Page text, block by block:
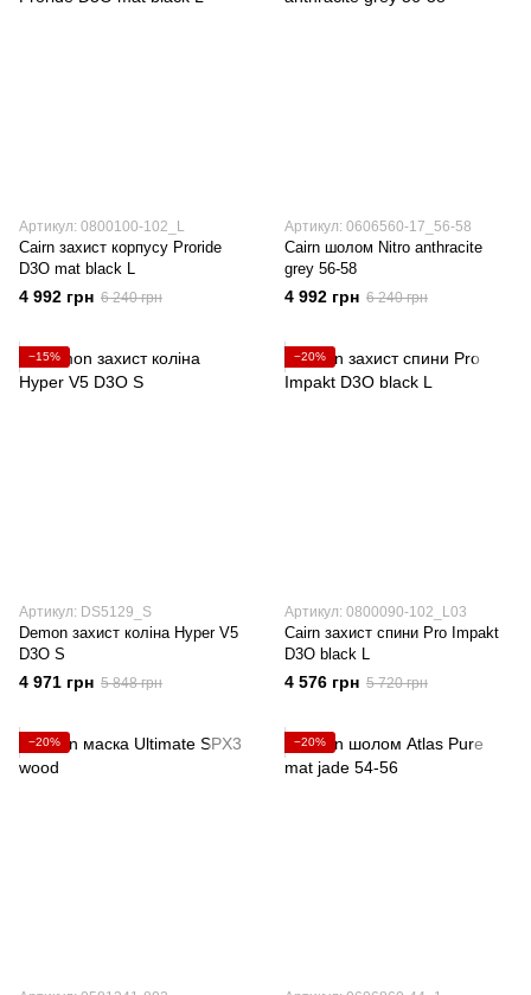
Артикул: 0800100-102_L
Cairn захист корпусу Proride
D3O mat black L
4 992 грн 6 240 грн
Артикул: 0606560-17_56-58
Cairn шолом Nitro anthracite
grey 56-58
4 992 грн 6 240 грн
−15%
Артикул: DS5129_S
Demon захист коліна Hyper V5
D3O S
4 971 грн 5 848 грн
−20%
Артикул: 0800090-102_L03
Cairn захист спини Pro Impakt
D3O black L
4 576 грн 5 720 грн
−20% −20%